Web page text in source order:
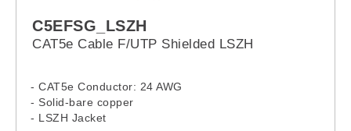
C5EFSG_LSZH
CAT5e Cable F/UTP Shielded LSZH
- CAT5e Conductor: 24 AWG
- Solid-bare copper
- LSZH Jacket